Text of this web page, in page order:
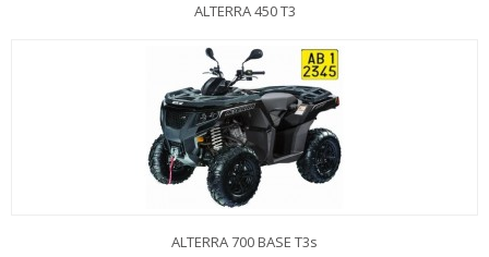
ALTERRA 450 T3
ALTERRA 700 BASE T3s